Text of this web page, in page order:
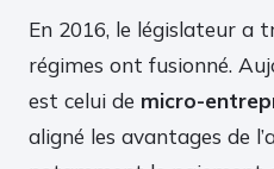
En 2016, le législateur a
régimes ont fusionné.
est celui de micro-
aligné les avantages de